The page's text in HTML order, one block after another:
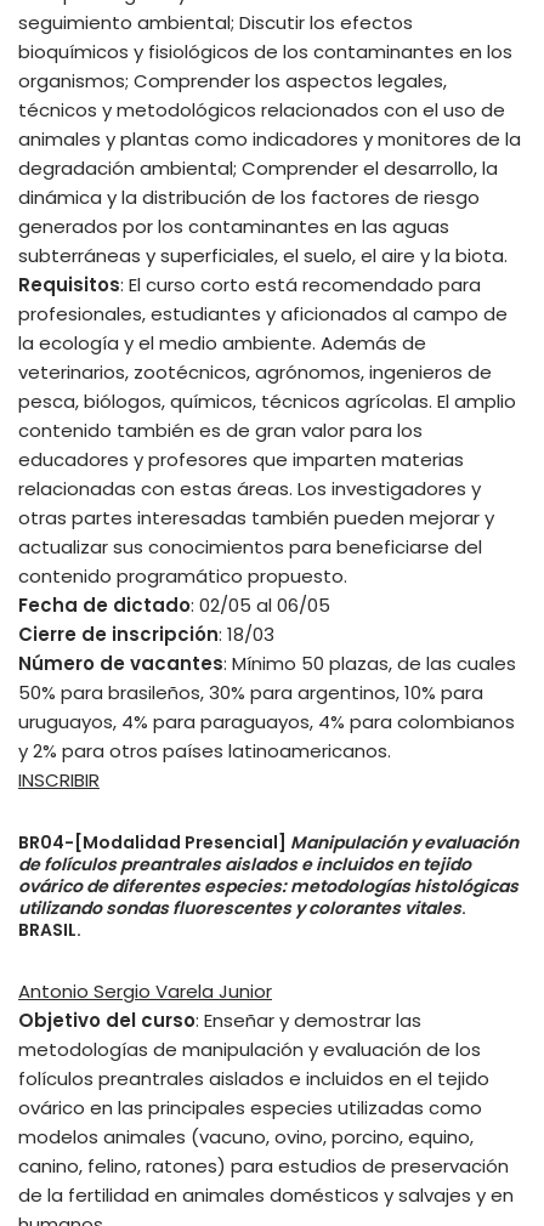
seguimiento ambiental; Discutir los efectos
bioquímicos y fisiológicos de los contaminantes en los
organismos; Comprender los aspectos legales,
técnicos y metodológicos relacionados con el uso de
animales y plantas como indicadores y monitores de la
degradación ambiental; Comprender el desarrollo, la
dinámica y la distribución de los factores de riesgo
generados por los contaminantes en las aguas
subterráneas y superficiales, el suelo, el aire y la biota.
Requisitos: El curso corto está recomendado para
profesionales, estudiantes y aficionados al campo de
la ecología y el medio ambiente. Además de
veterinarios, zootécnicos, agrónomos, ingenieros de
pesca, biólogos, químicos, técnicos agrícolas. El amplio
contenido también es de gran valor para los
educadores y profesores que imparten materias
relacionadas con estas áreas. Los investigadores y
otras partes interesadas también pueden mejorar y
actualizar sus conocimientos para beneficiarse del
contenido programático propuesto.
Fecha de dictado: 02/05 al 06/05
Cierre de inscripción: 18/03
Número de vacantes: Mínimo 50 plazas, de las cuales
50% para brasileños, 30% para argentinos, 10% para
uruguayos, 4% para paraguayos, 4% para colombianos
y 2% para otros países latinoamericanos.
INSCRIBIR
BR04-[Modalidad Presencial] Manipulación y evaluación
de folículos preantrales aislados e incluidos en tejido
ovárico de diferentes especies: metodologías histológicas
utilizando sondas fluorescentes y colorantes vitales.
BRASIL.
Antonio Sergio Varela Junior
Objetivo del curso: Enseñar y demostrar las
metodologías de manipulación y evaluación de los
folículos preantrales aislados e incluidos en el tejido
ovárico en las principales especies utilizadas como
modelos animales (vacuno, ovino, porcino, equino,
canino, felino, ratones) para estudios de preservación
de la fertilidad en animales domésticos y salvajes y en